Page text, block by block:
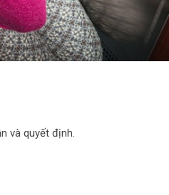
và quyết định.